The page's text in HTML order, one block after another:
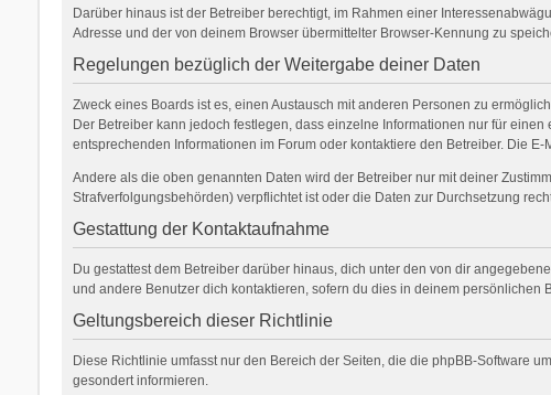
Darüber hinaus ist der Betreiber berechtigt, im Rahmen einer
Adresse und der von deinem Browser übermittelter Browser-Kennung zu
Regelungen bezüglich der Weitergabe deiner Daten
Zweck eines Boards ist es, einen Austausch mit anderen Personen zu
Der Betreiber kann jedoch festlegen, dass einzelne Informationen nur für
entsprechenden Informationen im Forum oder kontaktiere den Betreiber. Die
Andere als die oben genannten Daten wird der Betreiber nur mit deiner
Strafverfolgungsbehörden) verpflichtet ist oder die Daten zur Durchsetzung
Gestattung der Kontaktaufnahme
Du gestattest dem Betreiber darüber hinaus, dich unter den von dir
und andere Benutzer dich kontaktieren, sofern du dies in deinem persönlichen
Geltungsbereich dieser Richtlinie
Diese Richtlinie umfasst nur den Bereich der Seiten, die die phpBB-Software
gesondert informieren.